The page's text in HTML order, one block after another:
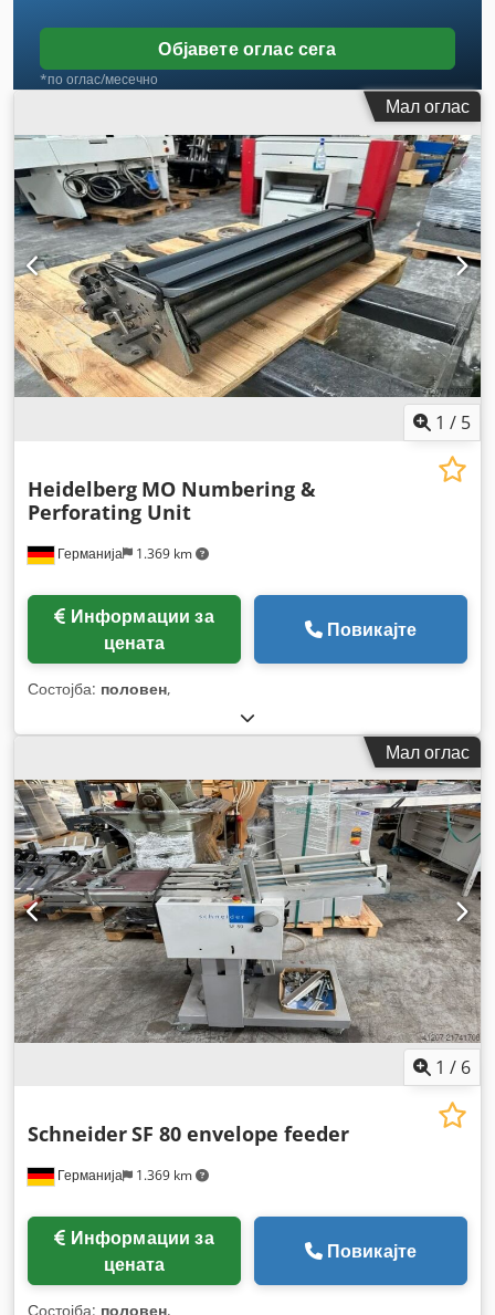
Објавете оглас сега
*по оглас/месечно
Мал оглас
1 / 5
Германија 1.369 km
Heidelberg MO Numbering &
Perforating Unit
цената
Повикајте
Состојба: половен,
Мал оглас
1 / 6
Германија 1.369 km
SchneiderSF 80 envelope feeder
цената
Повикајте
Состојба: половен,